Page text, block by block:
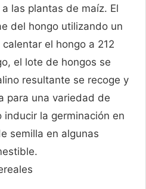
las plantas de maíz. El
del hongo utilizando un
el hongo a 212
el lote de hongos se
resultante se recoge y
para una variedad de
inducir la germinación en
semilla en algunas